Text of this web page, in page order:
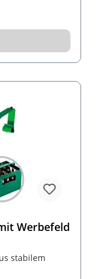
Werbefeld
stabilem